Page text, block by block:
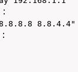
8.8.4.4"